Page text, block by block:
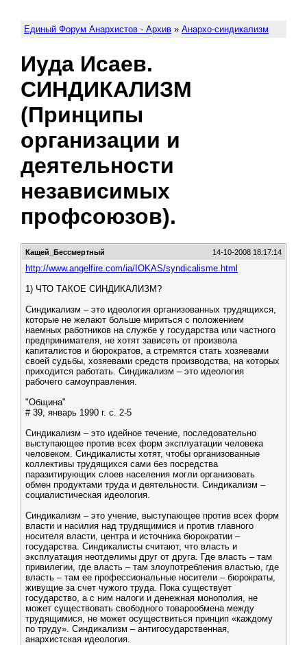
Единый Форум Анархистов - Архив » Анархо-синдикализм
Иуда Исаев.
СИНДИКАЛИЗМ
(Принципы
организации и
деятельности
независимых
профсоюзов).
Кащей_Бессмертный 14-10-2008 18:17:14
http://www.angelfire.com/ia/IOKAS/syndicalisme.html
1) ЧТО ТАКОЕ СИНДИКАЛИЗМ?
Синдикализм – это идеология организованных трудящихся,
которые не желают больше мириться с положением
наемных работников на службе у государства или частного
предпринимателя, не хотят зависеть от произвола
капиталистов и бюрократов, а стремятся стать хозяевами
своей судьбы, хозяевами средств производства, на которых
приходится работать. Синдикализм – это идеология
рабочего самоуправления.
"Община"
# 39, январь 1990 г. c. 2-5
Синдикализм – это идейное течение, последовательно
выступающее против всех форм эксплуатации человека
человеком. Синдикалисты хотят, чтобы организованные
коллективы трудящихся сами без посредства
паразитирующих слоев населения могли организовать
обмен продуктами труда и деятельности. Синдикализм –
социалистическая идеология.
Синдикализм – это учение, выступающее против всех форм
власти и насилия над трудящимися и против главного
носителя власти, центра и источника бюрократии –
государства. Синдикалисты считают, что власть и
эксплуатация неотделимы друг от друга. Где власть – там
привилегии, где власть – там злоупотребления властью, где
власть – там ее профессиональные носители – бюрократы,
живущие за счет чужого труда. Пока существует
государство, а с ним налоги и денежная монополия, не
может существовать свободного товарообмена между
трудящимися, не может осуществиться принцип «каждому
по труду». Синдикализм – антигосударственная,
анархистская идеология.